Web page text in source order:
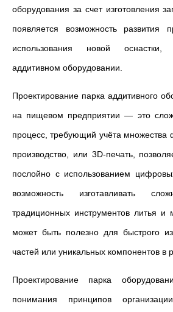
оборудования за счет изготовления
появляется возможность развития
использования новой оснастки,
аддитивном оборудовании.
Проектирование парка аддитивного
на пищевом предприятии — это
процесс, требующий учёта множества
производство, или 3D-печать,
послойно с использованием
возможность изготавливать
традиционных инструментов литья и
может быть полезно для быстрого
частей или уникальных компонентов в
Проектирование парка
понимания принципов